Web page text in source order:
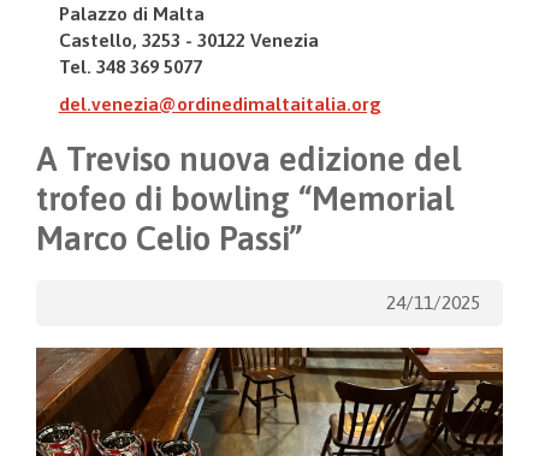
Palazzo di Malta
Castello, 3253 - 30122 Venezia
Tel. 348 369 5077
del.venezia@ordinedimaltaitalia.org
A Treviso nuova edizione del
trofeo di bowling “Memorial
Marco Celio Passi”
24/11/2025